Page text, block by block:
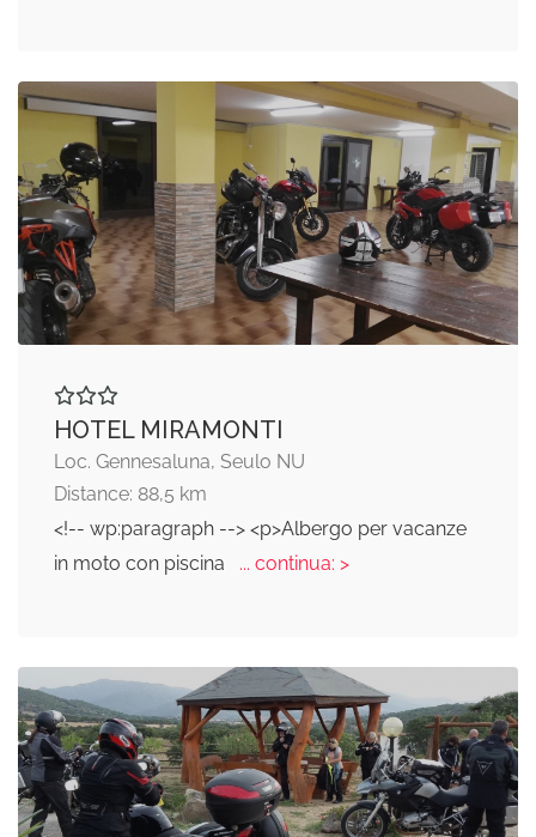
HOTEL MIRAMONTI
Loc. Gennesaluna, Seulo NU
Distance: 88,5 km
<!-- wp:paragraph --> <p>Albergo per vacanze
in moto con piscina
... continua: >